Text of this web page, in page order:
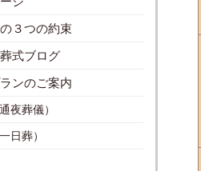
３つの約束
式ブログ
ンのご案内
夜葬儀）
日葬）